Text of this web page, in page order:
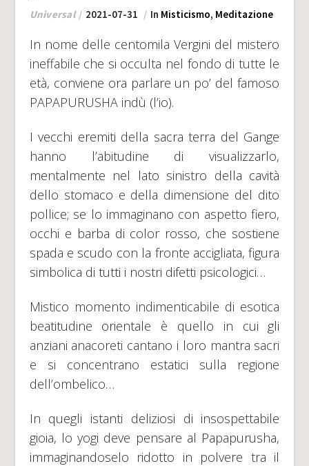
Universal 2021-07-31 In Misticismo, Meditazione
In nome delle centomila Vergini del mistero
ineffabile che si occulta nel fondo di tutte le
età, conviene ora parlare un po’ del famoso
PAPAPURUSHA indù (l’io).
I vecchi eremiti della sacra terra del Gange
hanno l’abitudine di visualizzarlo,
mentalmente nel lato sinistro della cavità
dello stomaco e della dimensione del dito
pollice; se lo immaginano con aspetto fiero,
occhi e barba di color rosso, che sostiene
spada e scudo con la fronte accigliata, figura
simbolica di tutti i nostri difetti psicologici…
Mistico momento indimenticabile di esotica
beatitudine orientale è quello in cui gli
anziani anacoreti cantano i loro mantra sacri
e si concentrano estatici sulla regione
dell’ombelico…
In quegli istanti deliziosi di insospettabile
gioia, lo yogi deve pensare al Papapurusha,
immaginandoselo ridotto in polvere tra il